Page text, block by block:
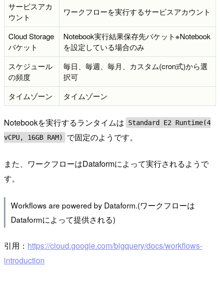
サービスアカ
ウント
ワークフローを実行するサービスアカウント
Cloud Storage
バケット
Notebook実行結果保存先バケット※Notebook
を設定している場合のみ
スケジュール
の頻度
毎日、毎週、毎月、カスタム(cron式)から選
択可
タイムゾーン
タイムゾーン
Notebookを実行するランタイムは
Standard E2 Runtime(4
vCPU, 16GB RAM)
で固定のようです。
また、ワークフローはDataformによって実行されるようで
す。
Workflows are powered by Dataform.(ワークフローは
Dataformによって提供される)
引用： https://cloud.google.com/bigquery/docs/workflows-
introduction